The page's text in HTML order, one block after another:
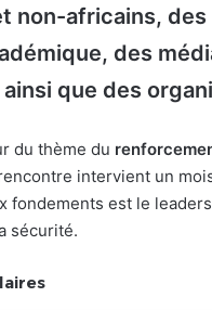
non-africains,
des
ainsi que des
du thème du
intervient un
fondements est le
sécurité.